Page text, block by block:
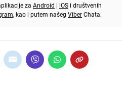
za Android | iOS i društvenih
, kao i putem našeg ViberChata.